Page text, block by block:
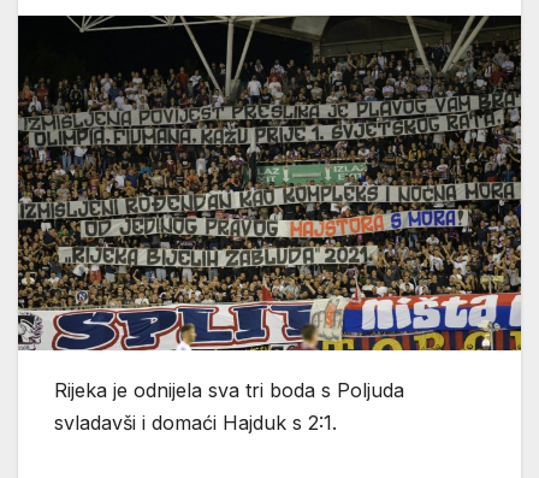
Rijeka je odnijela sva tri boda s Poljuda
svladavši i domaći Hajduk s 2:1.